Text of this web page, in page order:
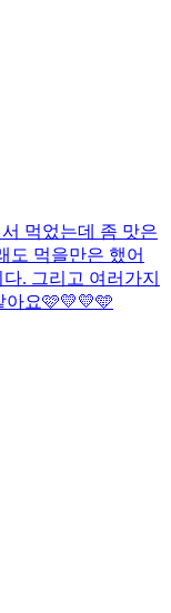
먹었는데 좀 맛은
도 먹을만은 했어
. 그리고 여러가지
아요🩷💛💛🩵